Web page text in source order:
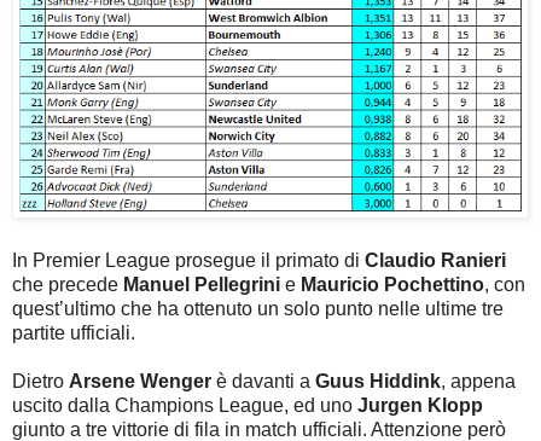
In Premier League prosegue il primato di Claudio Ranieri
che precede Manuel Pellegrini e Mauricio Pochettino, con
quest’ultimo che ha ottenuto un solo punto nelle ultime tre
partite ufficiali.
Dietro Arsene Wenger è davanti a Guus Hiddink, appena
uscito dalla Champions League, ed uno Jurgen Klopp
giunto a tre vittorie di fila in match ufficiali. Attenzione però